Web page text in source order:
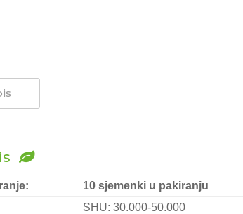
10 sjemenki u pakiranju
SHU: 30.000-50.000